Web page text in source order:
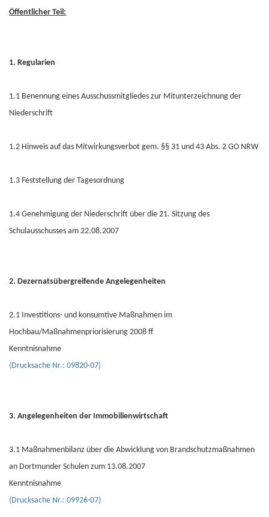
Öffentlicher Teil:
1. Regularien
1.1 Benennung eines Ausschussmitgliedes zur Mitunterzeichnung der
Niederschrift
1.2 Hinweis auf das Mitwirkungsverbot gem. §§ 31 und 43 Abs. 2 GO NRW
1.3 Feststellung der Tagesordnung
1.4 Genehmigung der Niederschrift über die 21. Sitzung des
Schulausschusses am 22.08.2007
2. Dezernatsübergreifende Angelegenheiten
2.1 Investitions- und konsumtive Maßnahmen im
Hochbau/Maßnahmenpriorisierung 2008 ff
Kenntnisnahme
(Drucksache Nr.: 09820-07)
3. Angelegenheiten der Immobilienwirtschaft
3.1 Maßnahmenbilanz über die Abwicklung von Brandschutzmaßnahmen
an Dortmunder Schulen zum 13.08.2007
Kenntnisnahme
(Drucksache Nr.: 09926-07)